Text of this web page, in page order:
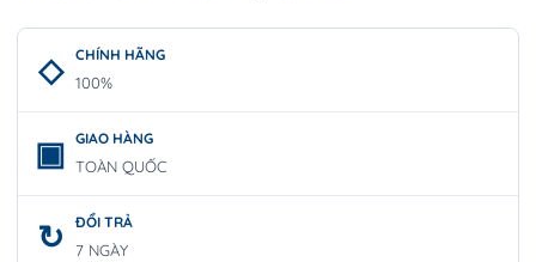
CHÍNH HÃNG
100%
GIAO HÀNG
TOÀN QUỐC
ĐỔI TRẢ
7 NGÀY